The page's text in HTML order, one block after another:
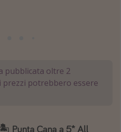
pubblicata oltre 2
prezzi potrebbero essere
Punta Cana a 5* All